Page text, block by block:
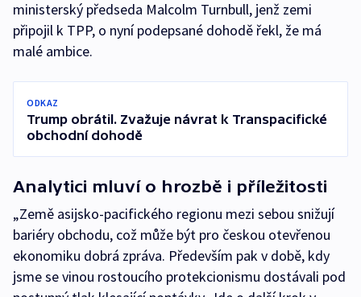
ministerský předseda Malcolm Turnbull, jenž zemi
připojil k TPP, o nyní podepsané dohodě řekl, že má
malé ambice.
ODKAZ
Trump obrátil. Zvažuje návrat k Transpacifické
obchodní dohodě
Analytici mluví o hrozbě i příležitosti
„Země asijsko-pacifického regionu mezi sebou snižují
bariéry obchodu, což může být pro českou otevřenou
ekonomiku dobrá zpráva. Především pak v době, kdy
jsme se vinou rostoucího protekcionismu dostávali pod